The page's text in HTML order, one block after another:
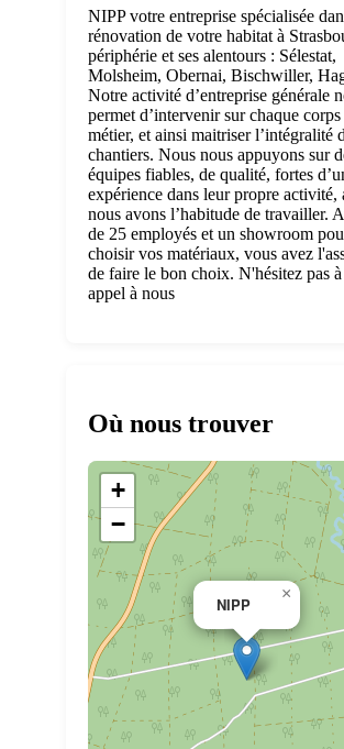
NIPP votre entreprise spécialisée
rénovation de votre habitat à
périphérie et ses alentours : Sélestat,
Molsheim, Obernai, Bischwiller,
Notre activité d’entreprise générale
permet d’intervenir sur chaque corps
métier, et ainsi maitriser l’intégralité
chantiers. Nous nous appuyons sur
équipes fiables, de qualité, fortes
expérience dans leur propre activité,
nous avons l’habitude de travailler.
de 25 employés et un showroom
choisir vos matériaux, vous avez
de faire le bon choix. N'hésitez pas
appel à nous
Où nous trouver
NIPP
×
+
−